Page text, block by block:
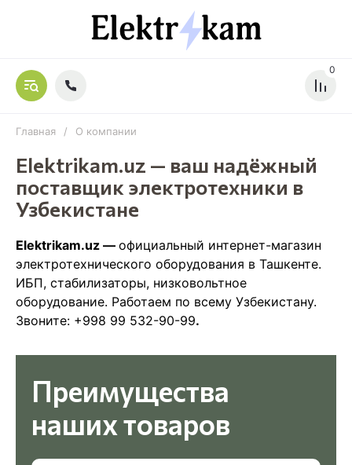
0
Главная / О компании
Elektrikam.uz — ваш надёжный
поставщик электротехники в
Узбекистане
Elektrikam.uz — официальный интернет-магазин
электротехнического оборудования в Ташкенте.
ИБП, стабилизаторы, низковольтное
оборудование. Работаем по всему Узбекистану.
Звоните: +998 99 532-90-99.
Преимущества
наших товаров